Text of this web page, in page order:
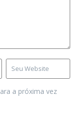
a próxima vez